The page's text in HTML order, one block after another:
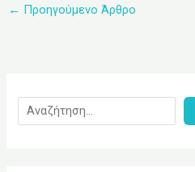
← Προηγούμενο Άρθρο